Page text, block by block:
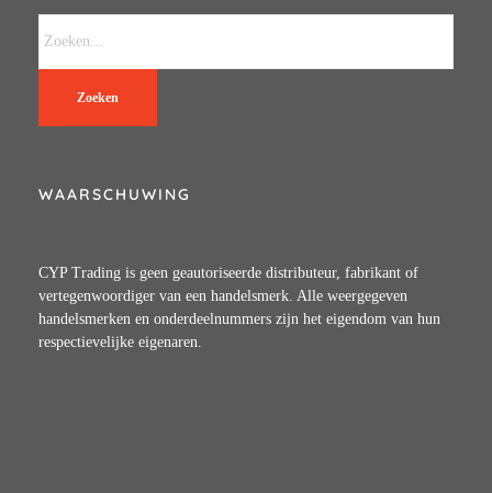
Zoeken
WAARSCHUWING
CYP Trading is geen geautoriseerde distributeur, fabrikant of
vertegenwoordiger van een handelsmerk. Alle weergegeven
handelsmerken en onderdeelnummers zijn het eigendom van hun
respectievelijke eigenaren.